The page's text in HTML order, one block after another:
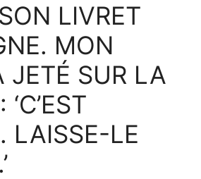
LIVRET
MON
JETÉ SUR LA
LAISSE-LE